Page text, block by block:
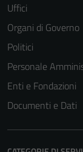
Uffici
Organi di Governo
Politici
Personale
Enti e Fondazioni
Documenti e Dati